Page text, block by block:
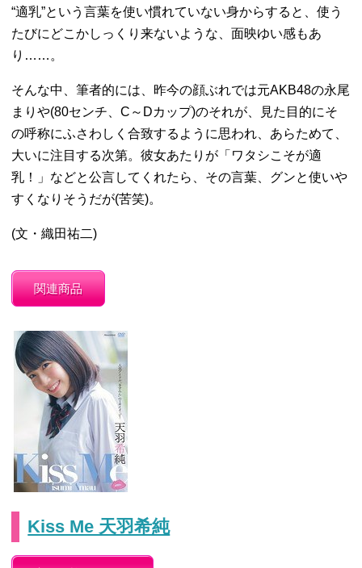
“適乳”という言葉を使い慣れていない身からすると、使う
たびにどこかしっくり来ないような、面映ゆい感もあ
り……。
そんな中、筆者的には、昨今の顔ぶれでは元AKB48の永尾
まりや(80センチ、C～Dカップ)のそれが、見た目的にそ
の呼称にふさわしく合致するように思われ、あらためて、
大いに注目する次第。彼女あたりが「ワタシこそが適
乳！」などと公言してくれたら、その言葉、グンと使いや
すくなりそうだが(苦笑)。
(文・織田祐二)
関連商品
Kiss Me 天羽希純